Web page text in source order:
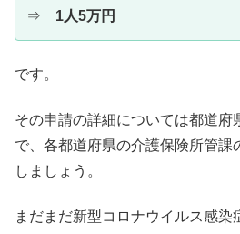
⇒ 1人5万円
です。
その申請の詳細については都道府
で、各都道府県の介護保険所管課
しましょう。
まだまだ新型コロナウイルス感染